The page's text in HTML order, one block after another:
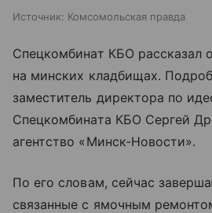
Источник: Комсомольская правда
Спецкомбинат КБО рассказал
на минских кладбищах.
заместитель директора по
Спецкомбината КБО Сергей
агентство «Минск-Новости».
По его словам, сейчас
связанные с ямочным